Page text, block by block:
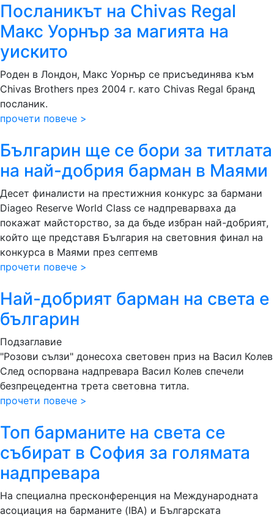
Посланикът на Chivas Regal
Макс Уорнър за магията на
уискито
Роден в Лондон, Макс Уорнър се присъединява към
Chivas Brothers през 2004 г. като Chivas Regal бранд
посланик.
прочети повече >
Българин ще се бори за титлата
на най-добрия барман в Маями
Десет финалисти на престижния конкурс за бармани
Diageo Reserve World Class се надпреварваха да
покажат майсторство, за да бъде избран най-добрият,
който ще представя България на световния финал на
конкурса в Маями през септемв
прочети повече >
Най-добрият барман на света е
българин
Подзаглавие
"Розови сълзи" донесоха световен приз на Васил Колев
След оспорвана надпревара Васил Колев спечели
безпрецедентна трета световна титла.
прочети повече >
Топ барманите на света се
събират в София за голямата
надпревара
На специална пресконференция на Международната
асоциация на барманите (IBA) и Българската